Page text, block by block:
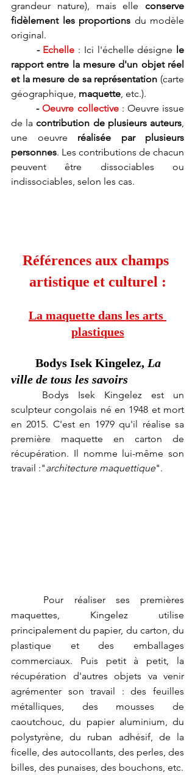
grandeur nature), mais elle conserve
fidèlement les proportions du modèle
original.
- Echelle : Ici l'échelle désigne le
rapport entre la mesure d'un objet réel
et la mesure de sa représentation (carte
géographique, maquette, etc.).
- Oeuvre collective : Oeuvre issue
de la contribution de plusieurs auteurs,
une oeuvre réalisée par plusieurs
personnes. Les contributions de chacun
peuvent être dissociables ou
indissociables, selon les cas.
Références aux champs
artistique et culturel :
La maquette dans les arts
plastiques
Bodys Isek Kingelez, La
ville de tous les savoirs
Bodys Isek Kingelez est un
sculpteur congolais né en 1948 et mort
en 2015. C'est en 1979 qu'il réalise sa
première maquette en carton de
récupération. Il nomme lui-même son
travail :"architecture maquettique".
maquettes, Kingelez utilise
principalement du papier, du carton, du
plastique et des emballages
commerciaux. Puis petit à petit, la
récupération d'autres objets va venir
agrémenter son travail : des feuilles
métalliques, des mousses de
caoutchouc, du papier aluminium, du
polystyrène, du ruban adhésif, de la
ficelle, des autocollants, des perles, des
billes, des punaises, des bouchons, etc.